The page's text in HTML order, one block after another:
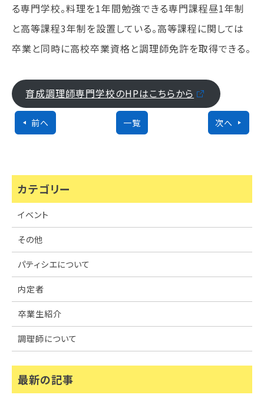
る専門学校。料理を1年間勉強できる専門課程昼1年制
と高等課程3年制を設置している。高等課程に関しては
卒業と同時に高校卒業資格と調理師免許を取得できる。
育成調理師専門学校のHPはこちらから
前へ 一覧 次へ
カテゴリー
イベント
その他
パティシエについて
内定者
卒業生紹介
調理師について
最新の記事